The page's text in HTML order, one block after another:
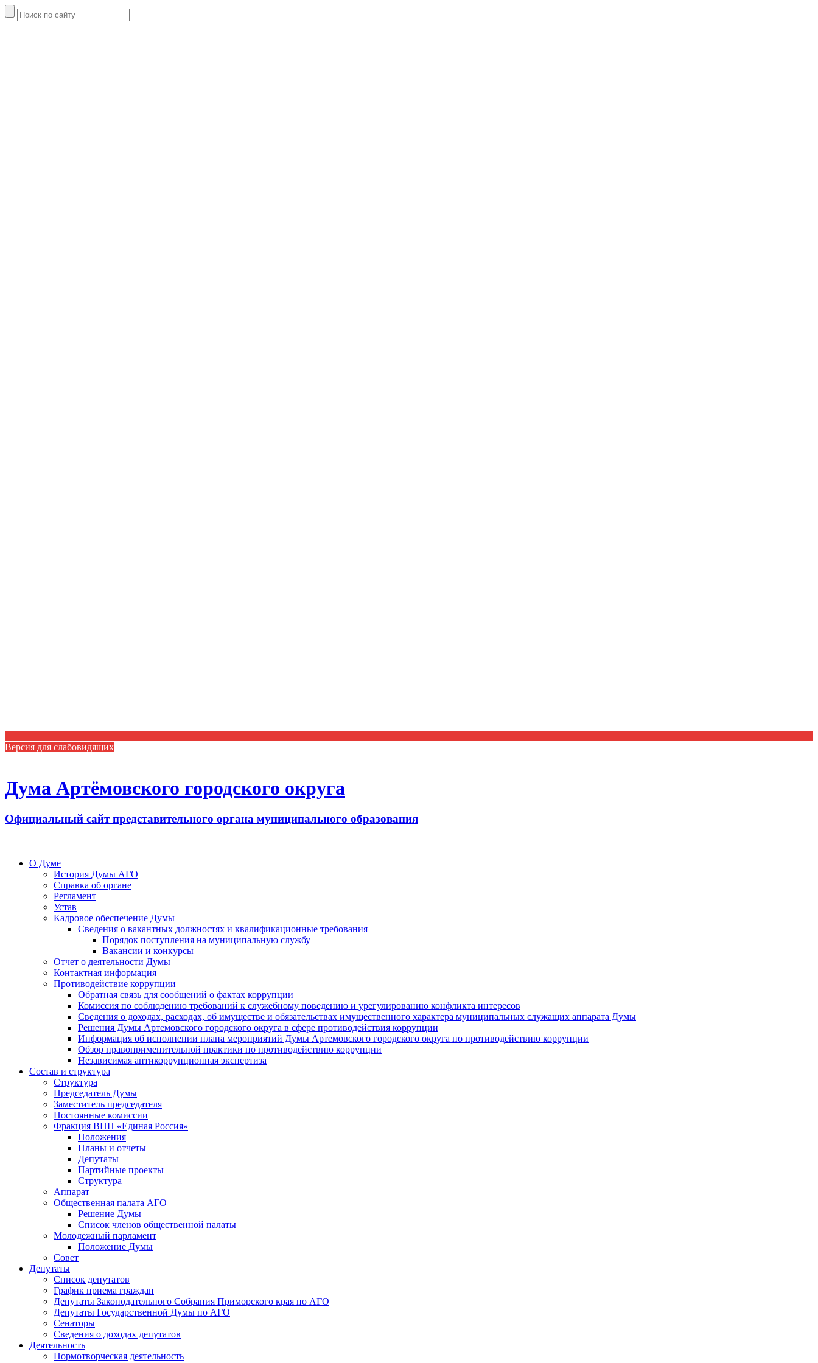
Версия для слабовидящих
Дума Артёмовского городского округа
Официальный сайт представительного органа муниципального образования
О Думе
История Думы АГО
Справка об органе
Регламент
Устав
Кадровое обеспечение Думы
Сведения о вакантных должностях и квалификационные требования
Порядок поступления на муниципальную службу
Вакансии и конкурсы
Отчет о деятельности Думы
Контактная информация
Противодействие коррупции
Обратная связь для сообщений о фактах коррупции
Комиссия по соблюдению требований к служебному поведению и урегулированию конфликта интересов
Сведения о доходах, расходах, об имуществе и обязательствах имущественного характера муниципальных служащих аппарата Думы
Решения Думы Артемовского городского округа в сфере противодействия коррупции
Информация об исполнении плана мероприятий Думы Артемовского городского округа по противодействию коррупции
Обзор правоприменительной практики по противодействию коррупции
Независимая антикоррупционная экспертиза
Состав и структура
Структура
Председатель Думы
Заместитель председателя
Постоянные комиссии
Фракция ВПП «Единая Россия»
Положения
Планы и отчеты
Депутаты
Партийные проекты
Структура
Аппарат
Общественная палата АГО
Решение Думы
Список членов общественной палаты
Молодежный парламент
Положение Думы
Совет
Депутаты
Список депутатов
График приема граждан
Депутаты Законодательного Собрания Приморского края по АГО
Депутаты Государственной Думы по АГО
Сенаторы
Сведения о доходах депутатов
Деятельность
Нормотворческая деятельность